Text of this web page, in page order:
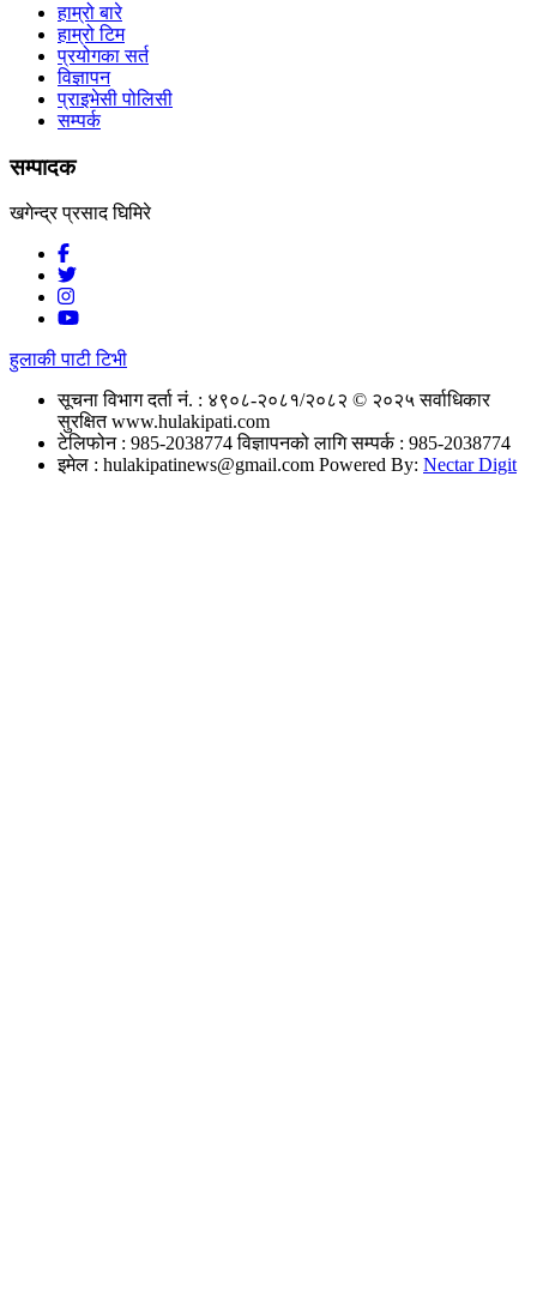
हाम्रो बारे
हाम्रो टिम
प्रयोगका सर्त
विज्ञापन
प्राइभेसी पोलिसी
सम्पर्क
सम्पादक
खगेन्द्र प्रसाद घिमिरे
हुलाकी पाटी टिभी
सूचना विभाग दर्ता नं. : ४९०८-२०८१/२०८२ © २०२५ सर्वाधिकार
सुरक्षित www.hulakipati.com
टेलिफोन : 985-2038774विज्ञापनको लागि सम्पर्क : 985-2038774
इमेल : hulakipatinews@gmail.com Powered By: Nectar Digit